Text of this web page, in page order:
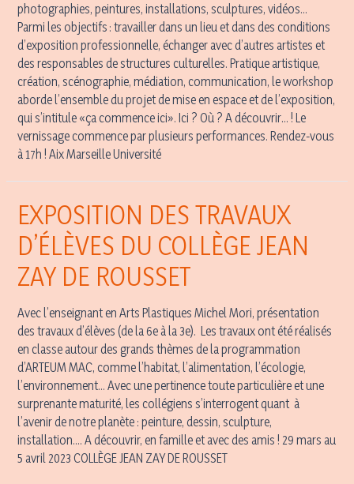
photographies, peintures, installations, sculptures, vidéos…
Parmi les objectifs : travailler dans un lieu et dans des conditions
d’exposition professionnelle, échanger avec d’autres artistes et
des responsables de structures culturelles. Pratique artistique,
création, scénographie, médiation, communication, le workshop
aborde l’ensemble du projet de mise en espace et de l’exposition,
qui s’intitule «ça commence ici». Ici ? Où ? A découvrir… ! Le
vernissage commence par plusieurs performances. Rendez-vous
à 17h ! Aix Marseille Université
EXPOSITION DES TRAVAUX
D’ÉLÈVES DU COLLÈGE JEAN
ZAY DE ROUSSET
Avec l’enseignant en Arts Plastiques Michel Mori, présentation
des travaux d’élèves (de la 6e à la 3e). Les travaux ont été réalisés
en classe autour des grands thèmes de la programmation
d’ARTEUM MAC, comme l’habitat, l’alimentation, l’écologie,
l’environnement… Avec une pertinence toute particulière et une
surprenante maturité, les collégiens s’interrogent quant à
l’avenir de notre planète : peinture, dessin, sculpture,
installation…. A découvrir, en famille et avec des amis ! 29 mars au
5 avril 2023 COLLÈGE JEAN ZAY DE ROUSSET